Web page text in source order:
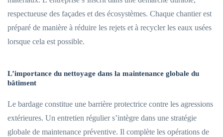
respectueuse des façades et des écosystèmes. Chaque chantier est
préparé de manière à réduire les rejets et à recycler les eaux usées
lorsque cela est possible.
L’importance du nettoyage dans la maintenance globale du
bâtiment
Le bardage constitue une barrière protectrice contre les agressions
extérieures. Un entretien régulier s’intègre dans une stratégie
globale de maintenance préventive. Il complète les opérations de